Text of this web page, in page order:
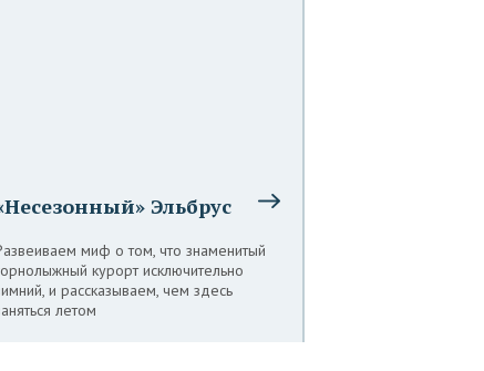
Эльбрус
миф о том, что знаменитый
курорт исключительно
и рассказываем, чем здесь
летом